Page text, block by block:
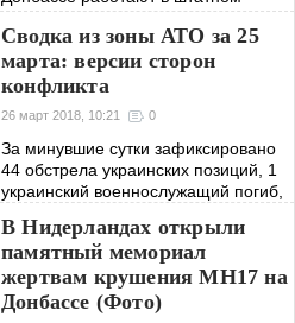
режиме
Сводка из зоны АТО за 25
марта: версии сторон
конфликта
26 март 2018, 10:21 0
За минувшие сутки зафиксировано
44 обстрела украинских позиций, 1
украинский военнослужащий погиб,
В Нидерландах открыли
памятный мемориал
жертвам крушения MH17 на
Донбассе (Фото)